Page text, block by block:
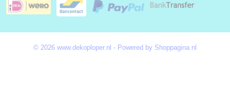
© 2026 www.dekoploper.nl - Powered by Shoppagina.nl